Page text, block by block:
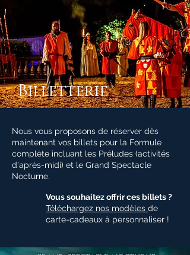
Billetterie
Nous vous proposons de réserver dès
maintenant vos billets pour la Formule
complète incluant les Préludes (activités
d'après-midi) et le Grand Spectacle
Nocturne.
Vous souhaitez offrir ces billets ?
Téléchargez nos modèles de
carte-cadeaux à personnaliser !